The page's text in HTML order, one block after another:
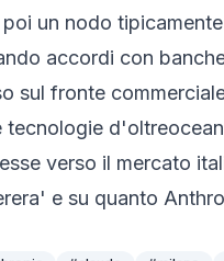
un nodo
accordi con
sul fronte
tecnologie
verso il mercato
e su quanto